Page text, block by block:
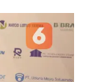
Semanggi,
menjaga
(Foto: